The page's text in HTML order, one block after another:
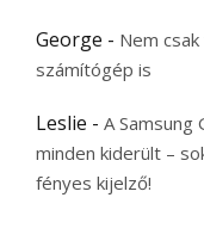
George - Nem
számítógép is
Leslie - A Samsung
minden kiderült –
fényes kijelző!